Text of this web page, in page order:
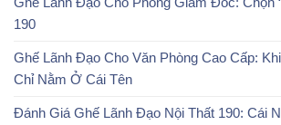
190
Ghế Lãnh Đạo Cho Văn Phòng Cao Cấp:
Chỉ Nằm Ở Cái Tên
Đánh Giá Ghế Lãnh Đạo Nội Thất 190: Cái